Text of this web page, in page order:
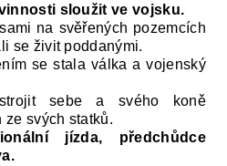
sloužit ve vojsku.
na svěřených pozemcích
se živit poddanými.
se stala válka a vojenský
sebe a svého koně
ze svých statků.
jízda, předchůdce